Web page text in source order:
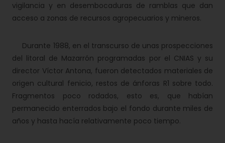
vigilancia y en desembocaduras de ramblas que dan
acceso a zonas de recursos agropecuarios y mineros.
Durante 1988, en el transcurso de unas prospecciones
del litoral de Mazarrón programadas por el CNIAS y su
director Víctor Antona, fueron detectados materiales de
origen cultural fenicio, restos de ánforas R1 sobre todo.
Fragmentos poco rodados, esto es, que habían
permanecido enterrados bajo el fondo durante miles de
años y hasta hacía relativamente poco tiempo.